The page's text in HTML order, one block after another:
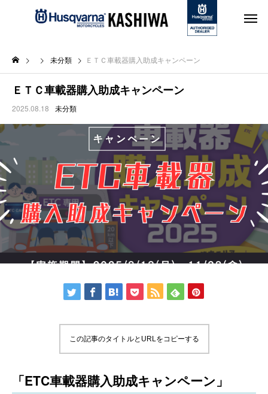
未分類 ＥＴＣ車載器購入助成キャンペーン
ＥＴＣ車載器購入助成キャンペーン
2025.08.18 未分類
この記事のタイトルとURLをコピーする
「ETC車載器購入助成キャンペーン」